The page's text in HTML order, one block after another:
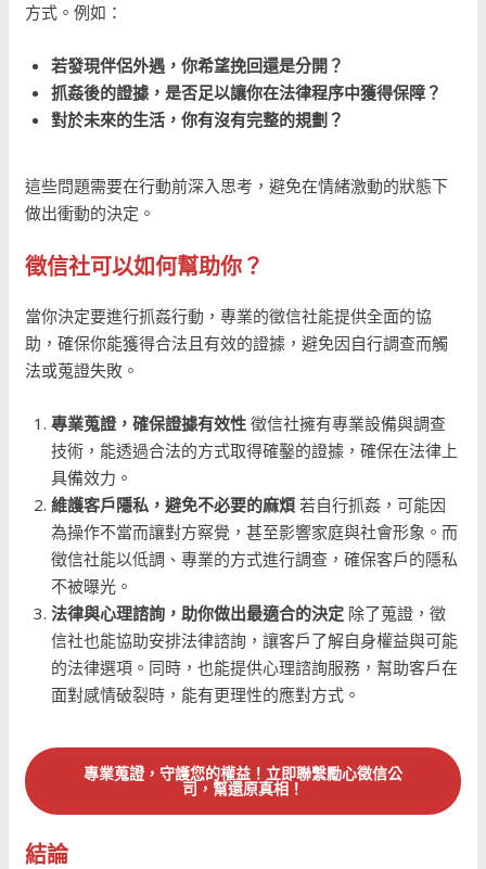
方式。例如：
若發現伴侶外遇，你希望挽回還是分開？
抓姦後的證據，是否足以讓你在法律程序中獲得保障？
對於未來的生活，你有沒有完整的規劃？
這些問題需要在行動前深入思考，避免在情緒激動的狀態下
做出衝動的決定。
徵信社可以如何幫助你？
當你決定要進行抓姦行動，專業的徵信社能提供全面的協
助，確保你能獲得合法且有效的證據，避免因自行調查而觸
法或蒐證失敗。
專業蒐證，確保證據有效性 徵信社擁有專業設備與調查
技術，能透過合法的方式取得確鑿的證據，確保在法律上
具備效力。
維護客戶隱私，避免不必要的麻煩 若自行抓姦，可能因
為操作不當而讓對方察覺，甚至影響家庭與社會形象。而
徵信社能以低調、專業的方式進行調查，確保客戶的隱私
不被曝光。
法律與心理諮詢，助你做出最適合的決定 除了蒐證，徵
信社也能協助安排法律諮詢，讓客戶了解自身權益與可能
的法律選項。同時，也能提供心理諮詢服務，幫助客戶在
面對感情破裂時，能有更理性的應對方式。
專業蒐證，守護您的權益！立即聯繫勵心徵信公
司，幫還原真相！
結論